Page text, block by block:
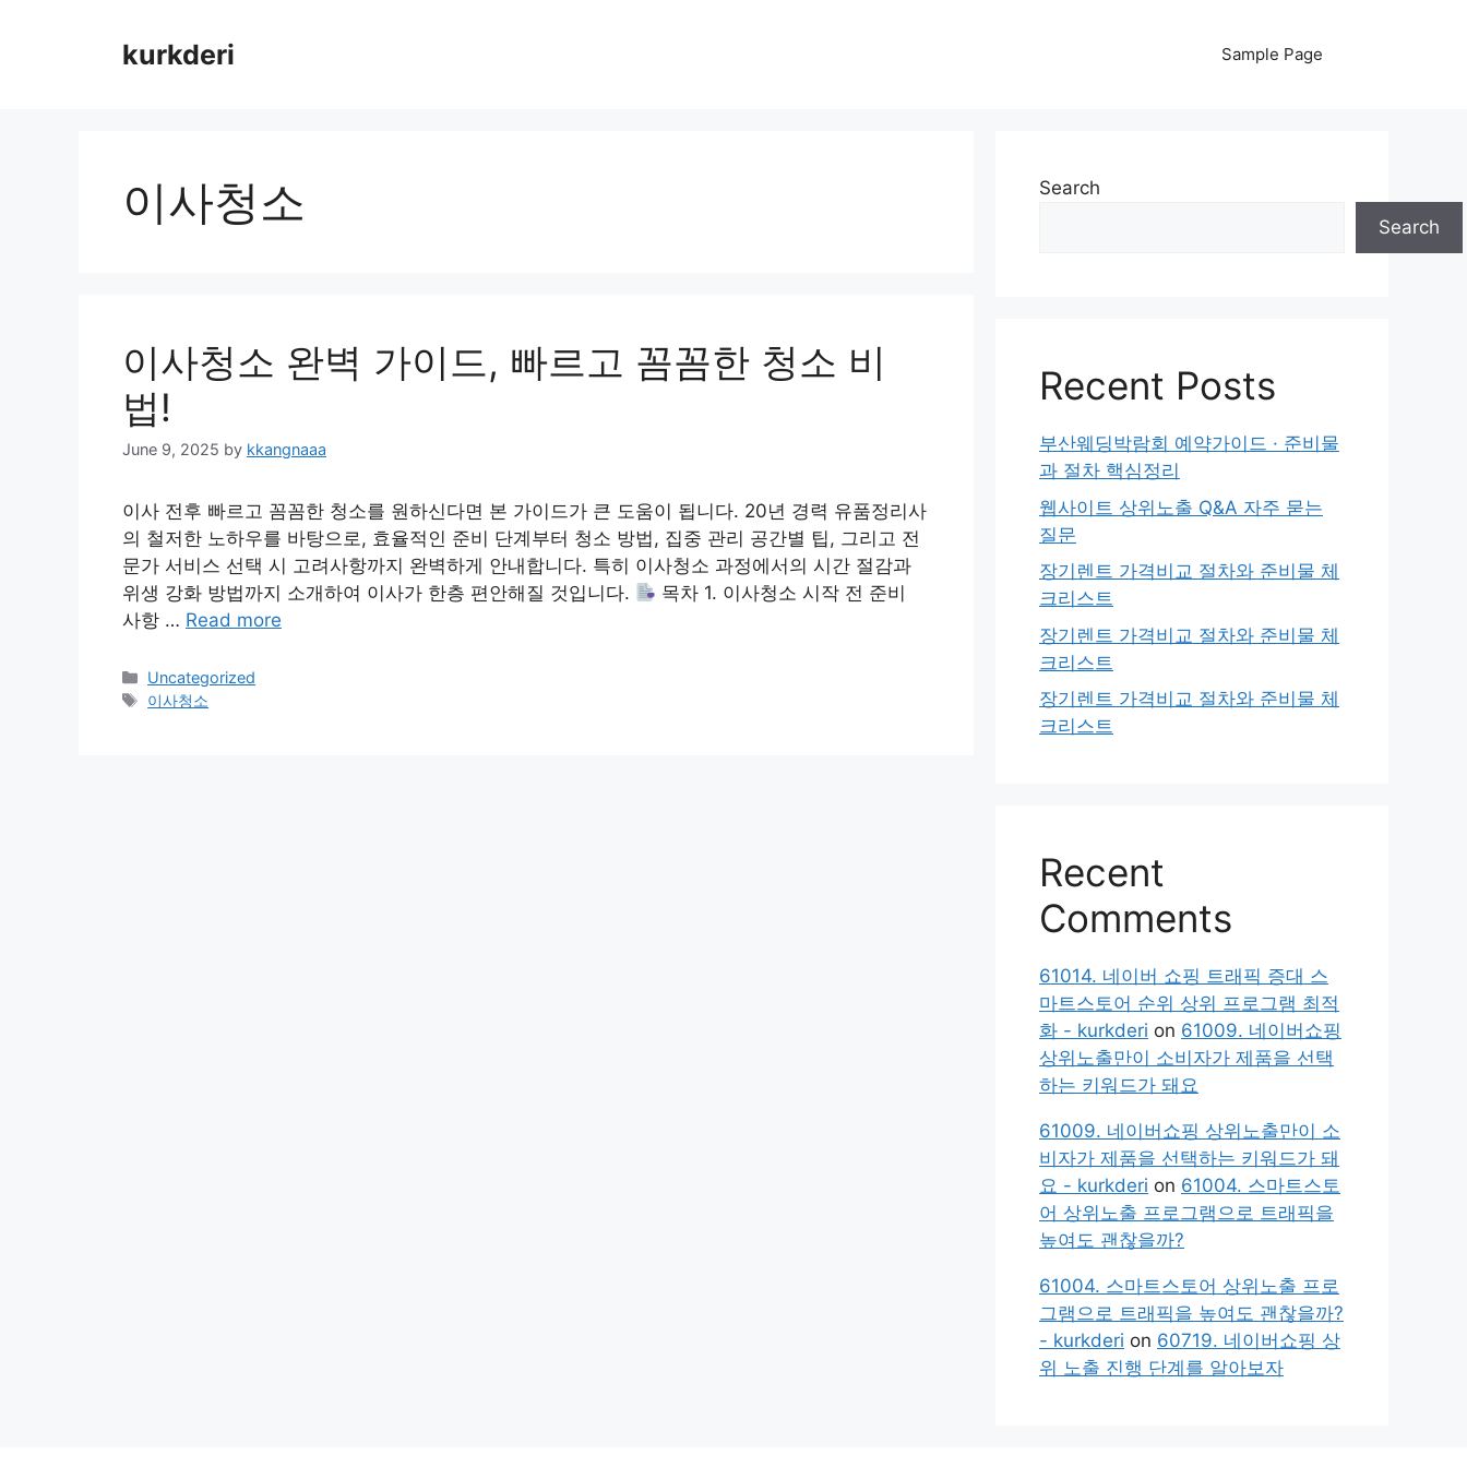
kurkderi Sample Page
이사청소
이사청소 완벽 가이드, 빠르고 꼼꼼한 청소 비
법!
June 9, 2025 by kkangnaaa
이사 전후 빠르고 꼼꼼한 청소를 원하신다면 본 가이드가 큰 도움이 됩니다. 20년 경력 유품정리사
의 철저한 노하우를 바탕으로, 효율적인 준비 단계부터 청소 방법, 집중 관리 공간별 팁, 그리고 전
문가 서비스 선택 시 고려사항까지 완벽하게 안내합니다. 특히 이사청소 과정에서의 시간 절감과
위생 강화 방법까지 소개하여 이사가 한층 편안해질 것입니다.
목차 1. 이사청소 시작 전 준비
사항 … Read more
Categories
Uncategorized
Tags
이사청소
Search
Search
Recent Posts
부산웨딩박람회 예약가이드 · 준비물
과 절차 핵심정리
웹사이트 상위노출 Q&A 자주 묻는
질문
장기렌트 가격비교 절차와 준비물 체
크리스트
장기렌트 가격비교 절차와 준비물 체
크리스트
장기렌트 가격비교 절차와 준비물 체
크리스트
Recent
Comments
61014. 네이버 쇼핑 트래픽 증대 스
마트스토어 순위 상위 프로그램 최적
화 - kurkderi on 61009. 네이버쇼핑
상위노출만이 소비자가 제품을 선택
하는 키워드가 돼요
61009. 네이버쇼핑 상위노출만이 소
비자가 제품을 선택하는 키워드가 돼
요 - kurkderi on 61004. 스마트스토
어 상위노출 프로그램으로 트래픽을
높여도 괜찮을까?
61004. 스마트스토어 상위노출 프로
그램으로 트래픽을 높여도 괜찮을까?
- kurkderi on 60719. 네이버쇼핑 상
위 노출 진행 단계를 알아보자